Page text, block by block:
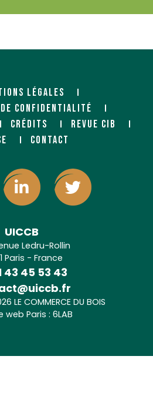
LÉGALES
CONFIDENTIALITÉ
CRÉDITS
REVUE CIB
CONTACT
UICCB
Ledru-Rollin
Paris - France
43 45 53 43
LE COMMERCE DU BOIS
web Paris : 6LAB